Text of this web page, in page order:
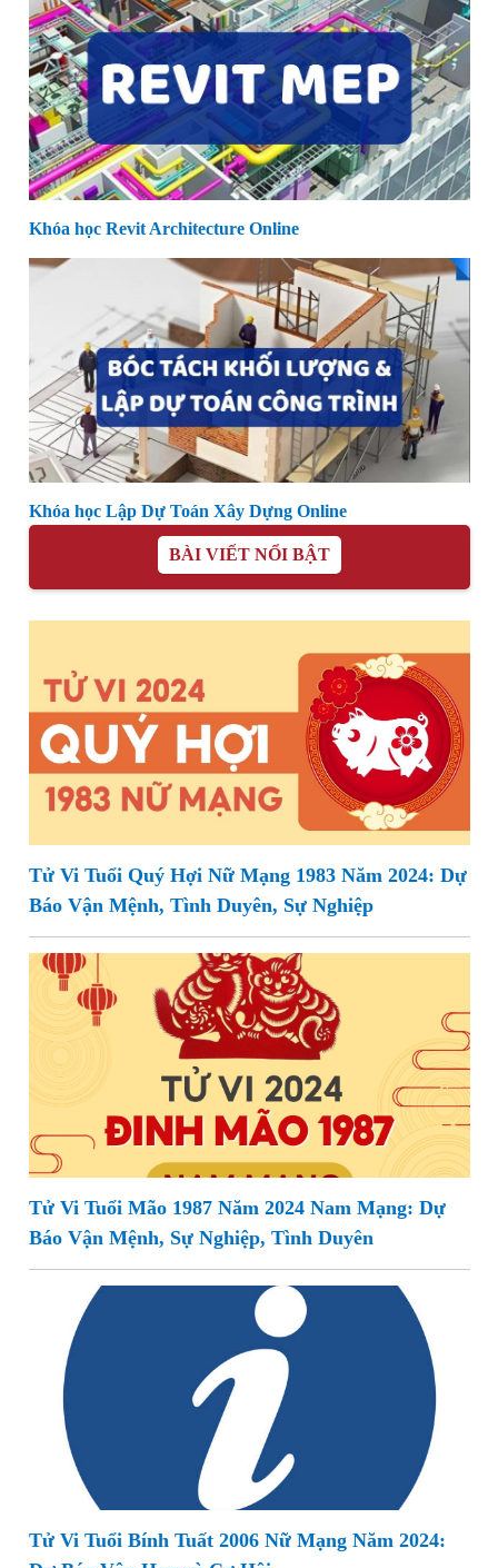
Khóa học Revit Architecture Online
Khóa học Lập Dự Toán Xây Dựng Online
BÀI VIẾT NỔI BẬT
Tử Vi Tuổi Quý Hợi Nữ Mạng 1983 Năm 2024: Dự
Báo Vận Mệnh, Tình Duyên, Sự Nghiệp
Tử Vi Tuổi Mão 1987 Năm 2024 Nam Mạng: Dự
Báo Vận Mệnh, Sự Nghiệp, Tình Duyên
Tử Vi Tuổi Bính Tuất 2006 Nữ Mạng Năm 2024: